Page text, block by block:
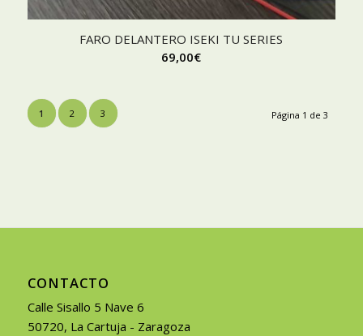
FARO DELANTERO ISEKI TU SERIES
69,00€
Página 1 de 3
1 2 3
CONTACTO
Calle Sisallo 5 Nave 6
50720, La Cartuja - Zaragoza